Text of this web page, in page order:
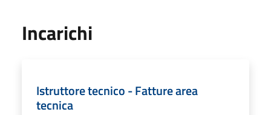
Incarichi
Istruttore tecnico - Fatture area
tecnica